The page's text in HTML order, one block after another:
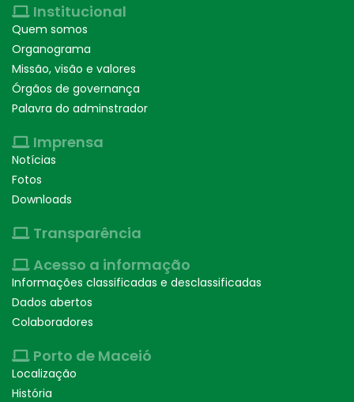
Institucional
Quem somos
Organograma
Missão, visão e valores
Órgãos de governança
Palavra do adminstrador
Imprensa
Notícias
Fotos
Downloads
Transparência
Acesso a informação
Informações classificadas e desclassificadas
Dados abertos
Colaboradores
Porto de Maceió
Localização
História